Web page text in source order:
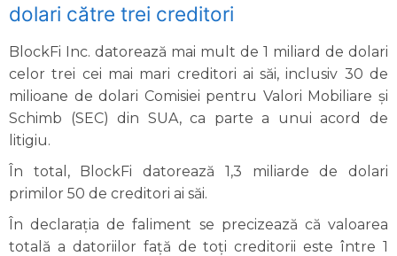
dolari către trei creditori
BlockFi Inc. datorează mai mult de 1 miliard de dolari
celor trei cei mai mari creditori ai săi, inclusiv 30 de
milioane de dolari Comisiei pentru Valori Mobiliare și
Schimb (SEC) din SUA, ca parte a unui acord de
litigiu.
În total, BlockFi datorează 1,3 miliarde de dolari
primilor 50 de creditori ai săi.
În declarația de faliment se precizează că valoarea
totală a datoriilor față de toți creditorii este între 1